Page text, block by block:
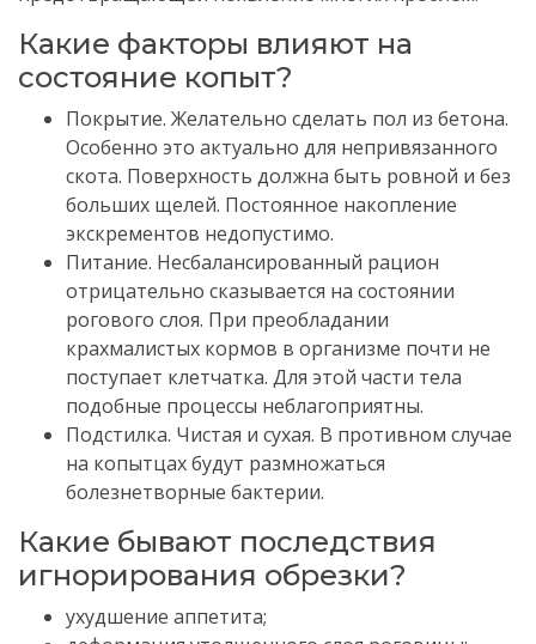
Какие факторы влияют на
состояние копыт?
Покрытие. Желательно сделать пол из бетона.
Особенно это актуально для непривязанного
скота. Поверхность должна быть ровной и без
больших щелей. Постоянное накопление
экскрементов недопустимо.
Питание. Несбалансированный рацион
отрицательно сказывается на состоянии
рогового слоя. При преобладании
крахмалистых кормов в организме почти не
поступает клетчатка. Для этой части тела
подобные процессы неблагоприятны.
Подстилка. Чистая и сухая. В противном случае
на копытцах будут размножаться
болезнетворные бактерии.
Какие бывают последствия
игнорирования обрезки?
ухудшение аппетита;